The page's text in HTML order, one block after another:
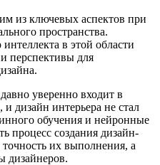
из ключевых аспектов при
пространства.
в этой области
перспективы для
уверенно входит в
дизайн интерьера не стал
обучения и нейронные
процесс создания дизайн-
их выполнения, а
дизайнеров.